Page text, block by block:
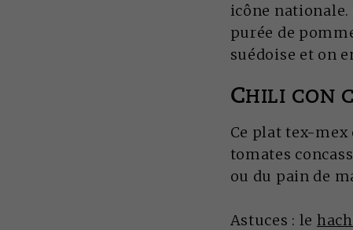
icône nationale.
purée de
suédoise et on
CHILI CON
Ce plat tex-mex
tomates
ou du pain de
Astuces : le